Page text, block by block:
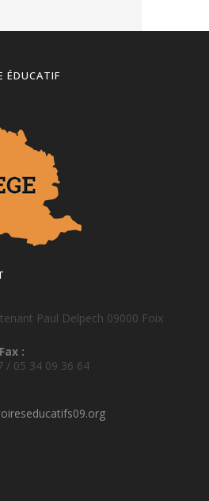
ÉDUCATIF
Paul Delpech 09000 Foix
:
/ 05 34 09 36 64
S’ouvre